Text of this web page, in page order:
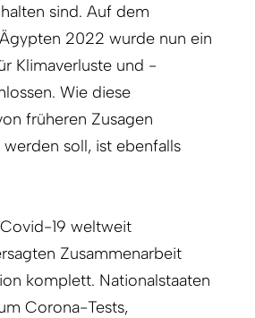
sind. Auf dem
2022 wurde nun ein
Klimaverluste und -
Wie diese
früheren Zusagen
soll, ist ebenfalls
19 weltweit
Zusammenarbeit
komplett. Nationalstaaten
Corona-Tests,